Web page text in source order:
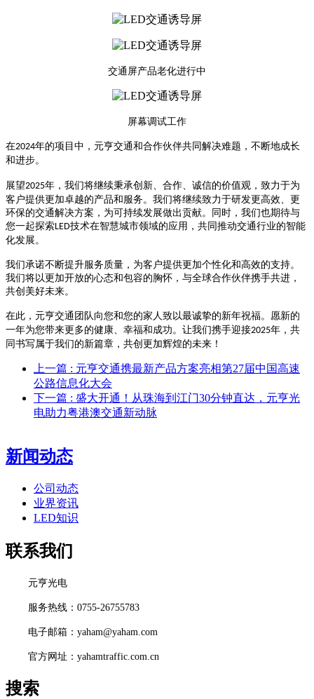
交通屏产品老化进行中
屏幕调试工作
在2024年的项目中， 元亨交通和合作伙伴共同解决难题，不断地成长
和进步。
展望2025年，我们将继续秉承创新、合作、诚信的价值观，致力于为
客户提供更加卓越的产品和服务。我们将继续致力于研发更高效、更
环保的交通解决方案，为可持续发展做出贡献。同时，我们也期待与
您一起探索LED技术在智慧城市领域的应用，共同推动交通行业的智能
化发展。
我们承诺不断提升服务质量，为客户提供更加个性化和高效的支持。
我们将以更加开放的心态和包容的胸怀，与全球合作伙伴携手共进，
共创美好未来。
在此， 元亨交通 团队向您和您的家人致以最诚挚的新年祝福。愿新的
一年为您带来更多的健康、幸福和成功。让我们携手迎接2025年，共
同书写属于我们的新篇章，共创更加辉煌的未来！
上一篇 : 元亨交通携最新产品方案亮相第27届中国高速
公路信息化大会
下一篇 : 盛大开通！从珠海到江门30分钟直达，元亨光
电助力粤港澳交通新动脉
新闻动态
公司动态
业界资讯
LED知识
联系我们
元亨光电
服务热线：0755-26755783
电子邮箱：yaham@yaham.com
官方网址：yahamtraffic.com.cn
搜索